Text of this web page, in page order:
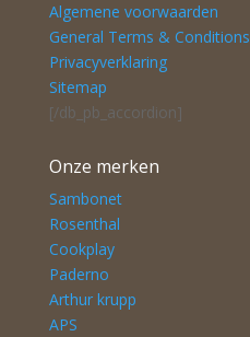
Algemene voorwaarden
General Terms & Conditions
Privacyverklaring
Sitemap
[/db_pb_accordion]
Onze merken
Sambonet
Rosenthal
Cookplay
Paderno
Arthur krupp
APS